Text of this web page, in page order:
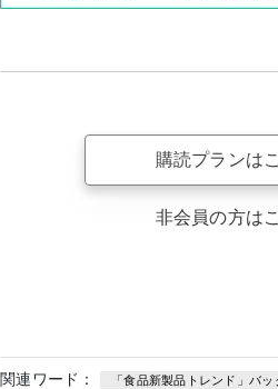
購読プランは
非会員の方は
関連ワード： 「食品新製品トレンド」バ